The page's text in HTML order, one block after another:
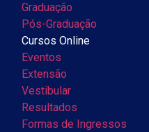
Graduação
Pós-Graduação
Cursos Online
Eventos
Extensão
Vestibular
Resultados
Formas de Ingressos